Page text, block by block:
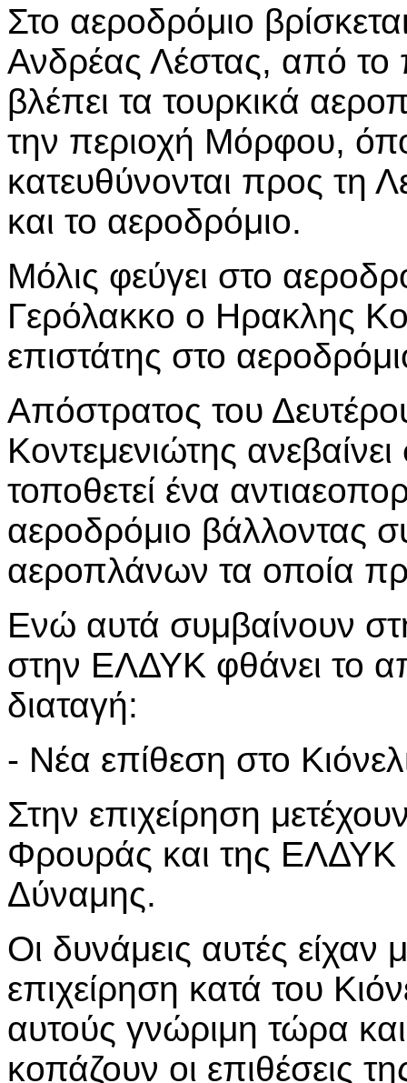
Στο αεροδρόμιο
Ανδρέας Λέστας, από
βλέπει τα τουρκικά
την περιοχή Μόρφου,
κατευθύνονται προς τη
και το αεροδρόμιο.
Μόλις φεύγει στο
Γερόλακκο ο Ηρακλης
επιστάτης στο
Απόστρατος του
Κοντεμενιώτης
τοποθετεί ένα
αεροδρόμιο βάλλοντας
αεροπλάνων τα οποία
Ενώ αυτά συμβαίνουν
στην ΕΛΔΥΚ φθάνει το
διαταγή:
- Νέα επίθεση στο
Στην επιχείρηση
Φρουράς και της ΕΛΔΥΚ
Δύναμης.
Οι δυνάμεις αυτές είχαν
επιχείρηση κατά του
αυτούς γνώριμη τώρα
κοπάζουν οι επιθέσεις